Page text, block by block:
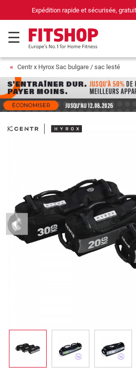
Expédition rapide et sécurisée,
Centr x Hyrox Sac bulgare / sac lesté
Previous